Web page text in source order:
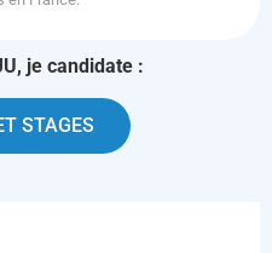
je candidate :
STAGES